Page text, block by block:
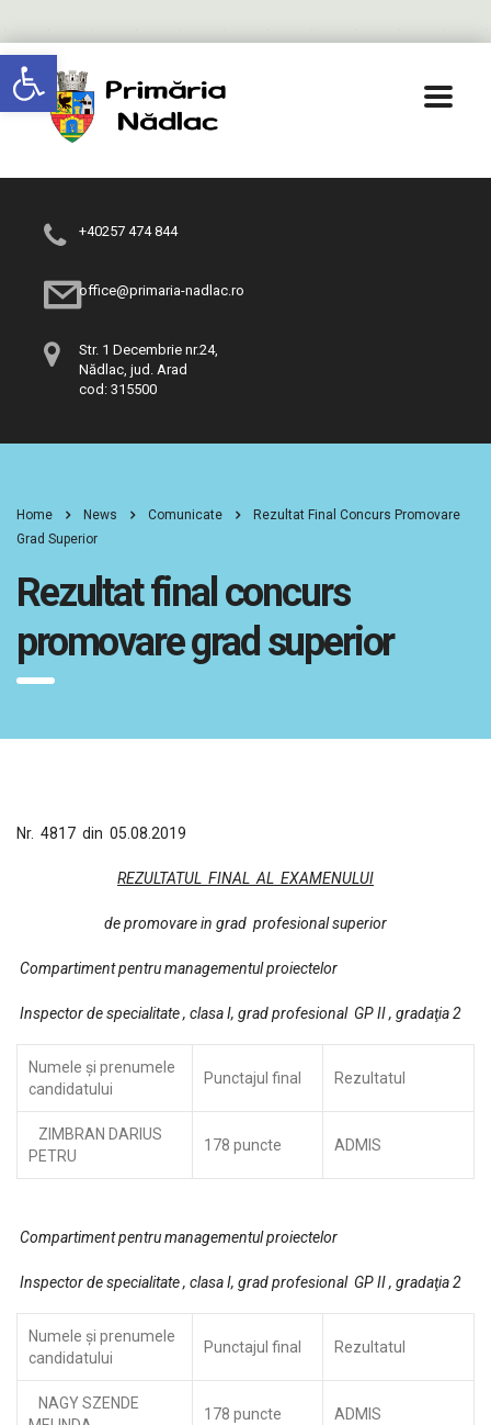
Deschide bara de unelte
+40257 474 844
office@primaria-nadlac.ro
Str. 1 Decembrie nr.24,
Nădlac, jud. Arad
cod: 315500
Home News Comunicate
Rezultat Final Concurs Promovare
Grad Superior
Rezultat final concurs
promovare grad superior
Nr. 4817 din 05.08.2019
REZULTATUL FINAL AL EXAMENULUI
de promovare in grad profesional superior
Compartiment pentru managementul proiectelor
Inspector de specialitate , clasa I, grad profesional GP II , gradaţia 2
Numele şi prenumele
candidatului
Punctajul final Rezultatul
ZIMBRAN DARIUS
PETRU
178 puncte ADMIS
Compartiment pentru managementul proiectelor
Inspector de specialitate , clasa I, grad profesional GP II , gradaţia 2
Numele şi prenumele
candidatului
Punctajul final Rezultatul
NAGY SZENDE
178 puncte ADMIS